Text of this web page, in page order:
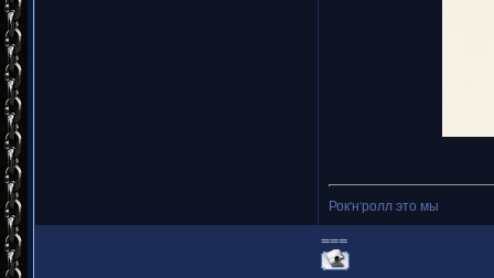
Рок'н'ролл это мы
===